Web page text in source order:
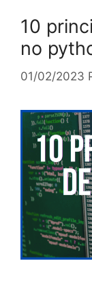
10
no
01/02/2023